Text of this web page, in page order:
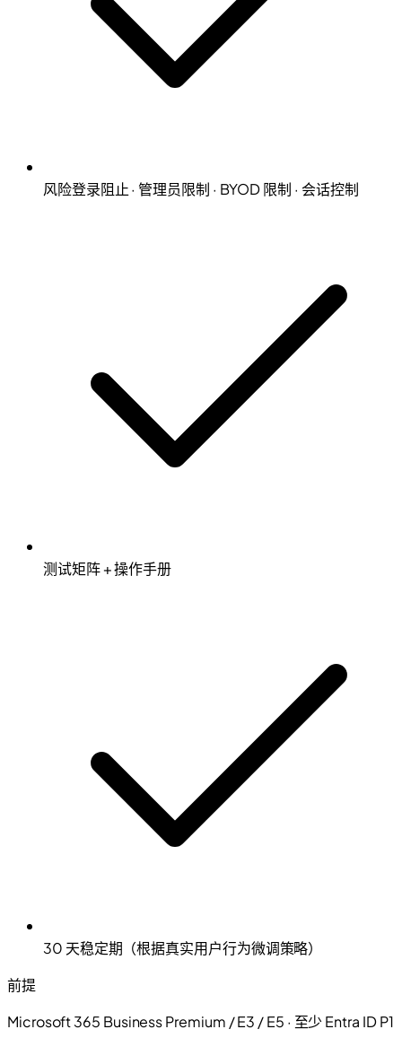
风险登录阻止 · 管理员限制 · BYOD 限制 · 会话控制
测试矩阵 + 操作手册
30 天稳定期（根据真实用户行为微调策略）
前提
Microsoft 365 Business Premium / E3 / E5 · 至少 Entra ID P1